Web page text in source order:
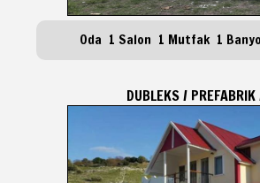
Oda 1 Salon 1 Mutfak 1 Banyo
DUBLEKS /